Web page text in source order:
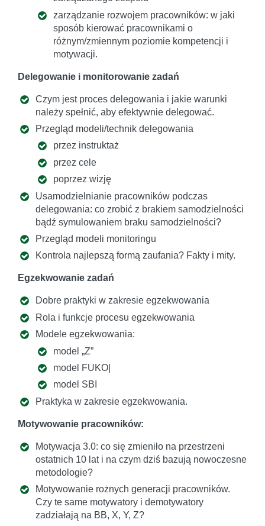
zarządzanie rozwojem pracowników: w jaki
sposób kierować pracownikami o
różnym/zmiennym poziomie kompetencji i
motywacji.
Delegowanie i monitorowanie zadań
Czym jest proces delegowania i jakie warunki
należy spełnić, aby efektywnie delegować.
Przegląd modeli/technik delegowania
przez instruktaż
przez cele
poprzez wizję
Usamodzielnianie pracowników podczas
delegowania: co zrobić z brakiem samodzielności
bądź symulowaniem braku samodzielności?
Przegląd modeli monitoringu
Kontrola najlepszą formą zaufania? Fakty i mity.
Egzekwowanie zadań
Dobre praktyki w zakresie egzekwowania
Rola i funkcje procesu egzekwowania
Modele egzekwowania:
model „Z”
model FUKO|
model SBI
Praktyka w zakresie egzekwowania.
Motywowanie pracowników:
Motywacja 3.0: co się zmieniło na przestrzeni
ostatnich 10 lat i na czym dziś bazują nowoczesne
metodologie?
Motywowanie rożnych generacji pracowników.
Czy te same motywatory i demotywatory
zadziałają na BB, X, Y, Z?